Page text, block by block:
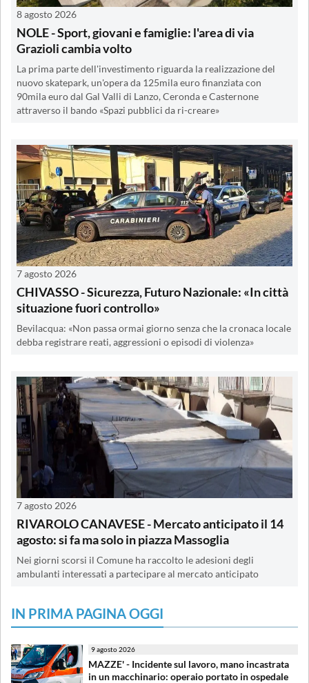
8 agosto 2026
NOLE - Sport, giovani e famiglie: l'area di via
Grazioli cambia volto
La prima parte dell'investimento riguarda la realizzazione del
nuovo skatepark, un'opera da 125mila euro finanziata con
90mila euro dal Gal Valli di Lanzo, Ceronda e Casternone
attraverso il bando «Spazi pubblici da ri-creare»
7 agosto 2026
CHIVASSO - Sicurezza, Futuro Nazionale: «In città
situazione fuori controllo»
Bevilacqua: «Non passa ormai giorno senza che la cronaca locale
debba registrare reati, aggressioni o episodi di violenza»
7 agosto 2026
RIVAROLO CANAVESE - Mercato anticipato il 14
agosto: si fa ma solo in piazza Massoglia
Nei giorni scorsi il Comune ha raccolto le adesioni degli
ambulanti interessati a partecipare al mercato anticipato
IN PRIMA PAGINA OGGI
9 agosto 2026
MAZZE' - Incidente sul lavoro, mano incastrata
in un macchinario: operaio portato in ospedale